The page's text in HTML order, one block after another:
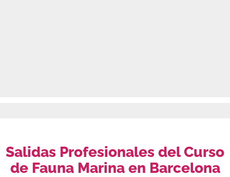
Salidas Profesionales del Curso
de Fauna Marina en Barcelona